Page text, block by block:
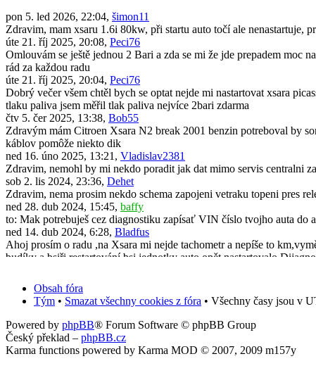
pon 5. led 2026, 22:04, šimon11
Zdravim, mam xsaru 1.6i 80kw, při startu auto točí ale nenastartuje,
úte 21. říj 2025, 20:08, Peci76
Omlouvám se ještě jednou 2 Bari a zda se mi že jde prepadem moc
rád za každou radu
úte 21. říj 2025, 20:04, Peci76
Dobrý večer všem chtěl bych se optat nejde mi nastartovat xsara
tlaku paliva jsem měřil tlak paliva nejvíce 2bari zdarma
čtv 5. čer 2025, 13:38, Bob55
Zdravým mám Citroen Xsara N2 break 2001 benzin potreboval by
káblov pomôže niekto dik
ned 16. úno 2025, 13:21, Vladislav2381
Zdravim, nemohl by mi nekdo poradit jak dat mimo servis centralni
sob 2. lis 2024, 23:36, Dehet
Zdravim, nema prosim nekdo schema zapojeni vetraku topeni pres
ned 28. dub 2024, 15:45, baffy
to: Mak potrebuješ cez diagnostiku zapísať VIN číslo tvojho auta do
ned 14. dub 2024, 6:28, Bladfus
Ahoj prosím o radu ,na Xsara mi nejde tachometr a nepíše to
budíky a bsiři restartování bsi jednotky auto opět
Dobrý den. Po demontáži a zpětné montáži originálního radia
předem za jakoukoliv radu.
úte 31. říj 2023, 13:39,Vafle_2001cz
Zdravím, neřešil někdo vylepšení Xsary? Konkrétně výměna
čtv 20. črc 2023, 13:34, scorpick
Ahoj všichni, mám problém u mé Xsary break N2 2004 1.6 16V
nic..jinak jdou světla, směrovky, akorát to neukazuje palubak. V
Obsah fóra
Tým • Smazat všechny cookies z fóra • Všechny časy jsou v
Powered by phpBB® Forum Software © phpBB Group
Český překlad – phpBB.cz
Karma functions powered by Karma MOD © 2007, 2009 m157y